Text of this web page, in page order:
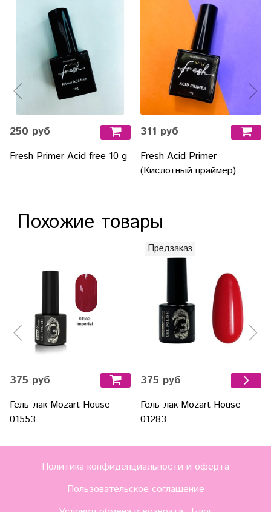
250 руб
Fresh Primer Acid free 10 g
311 руб
Fresh Acid Primer
(Кислотный праймер)
Похожие товары
375 руб
Гель-лак Mozart House
01553
Предзаказ
375 руб
Гель-лак Mozart House
01283
Политика конфиденциальности и оферта
Пользовательское соглашение